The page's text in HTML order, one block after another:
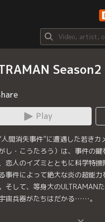
Season2
Play
人間消失事件”に遭遇した若き
し・こうたろう）は、事件の
恋人のイズミとともに科学特
事件によって絶大な炎の超能
そして、等身大のULTRAMAN
宙兵器がたちはだかる……。